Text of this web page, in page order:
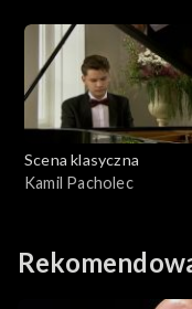
Scena klasyczna
Kamil Pacholec